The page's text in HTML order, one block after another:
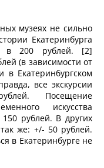
музеях не сильно
Екатеринбурга
в 200 рублей. [2]
(в зависимости от
Екатеринбургском
все экскурсии
Посещение
искусства
рублей. В других
же: +/- 50 рублей.
в Екатеринбурге не